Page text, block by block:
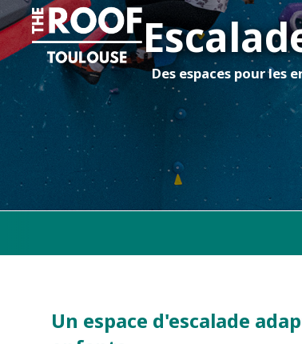
Des espaces pour les
Un espace d'escalade